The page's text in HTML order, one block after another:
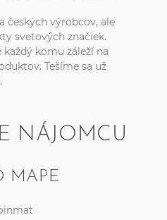
českých výrobcov, ale
svetových značiek.
každý komu záleží na
Tešíme sa už
NÁJOMCU
MAPE